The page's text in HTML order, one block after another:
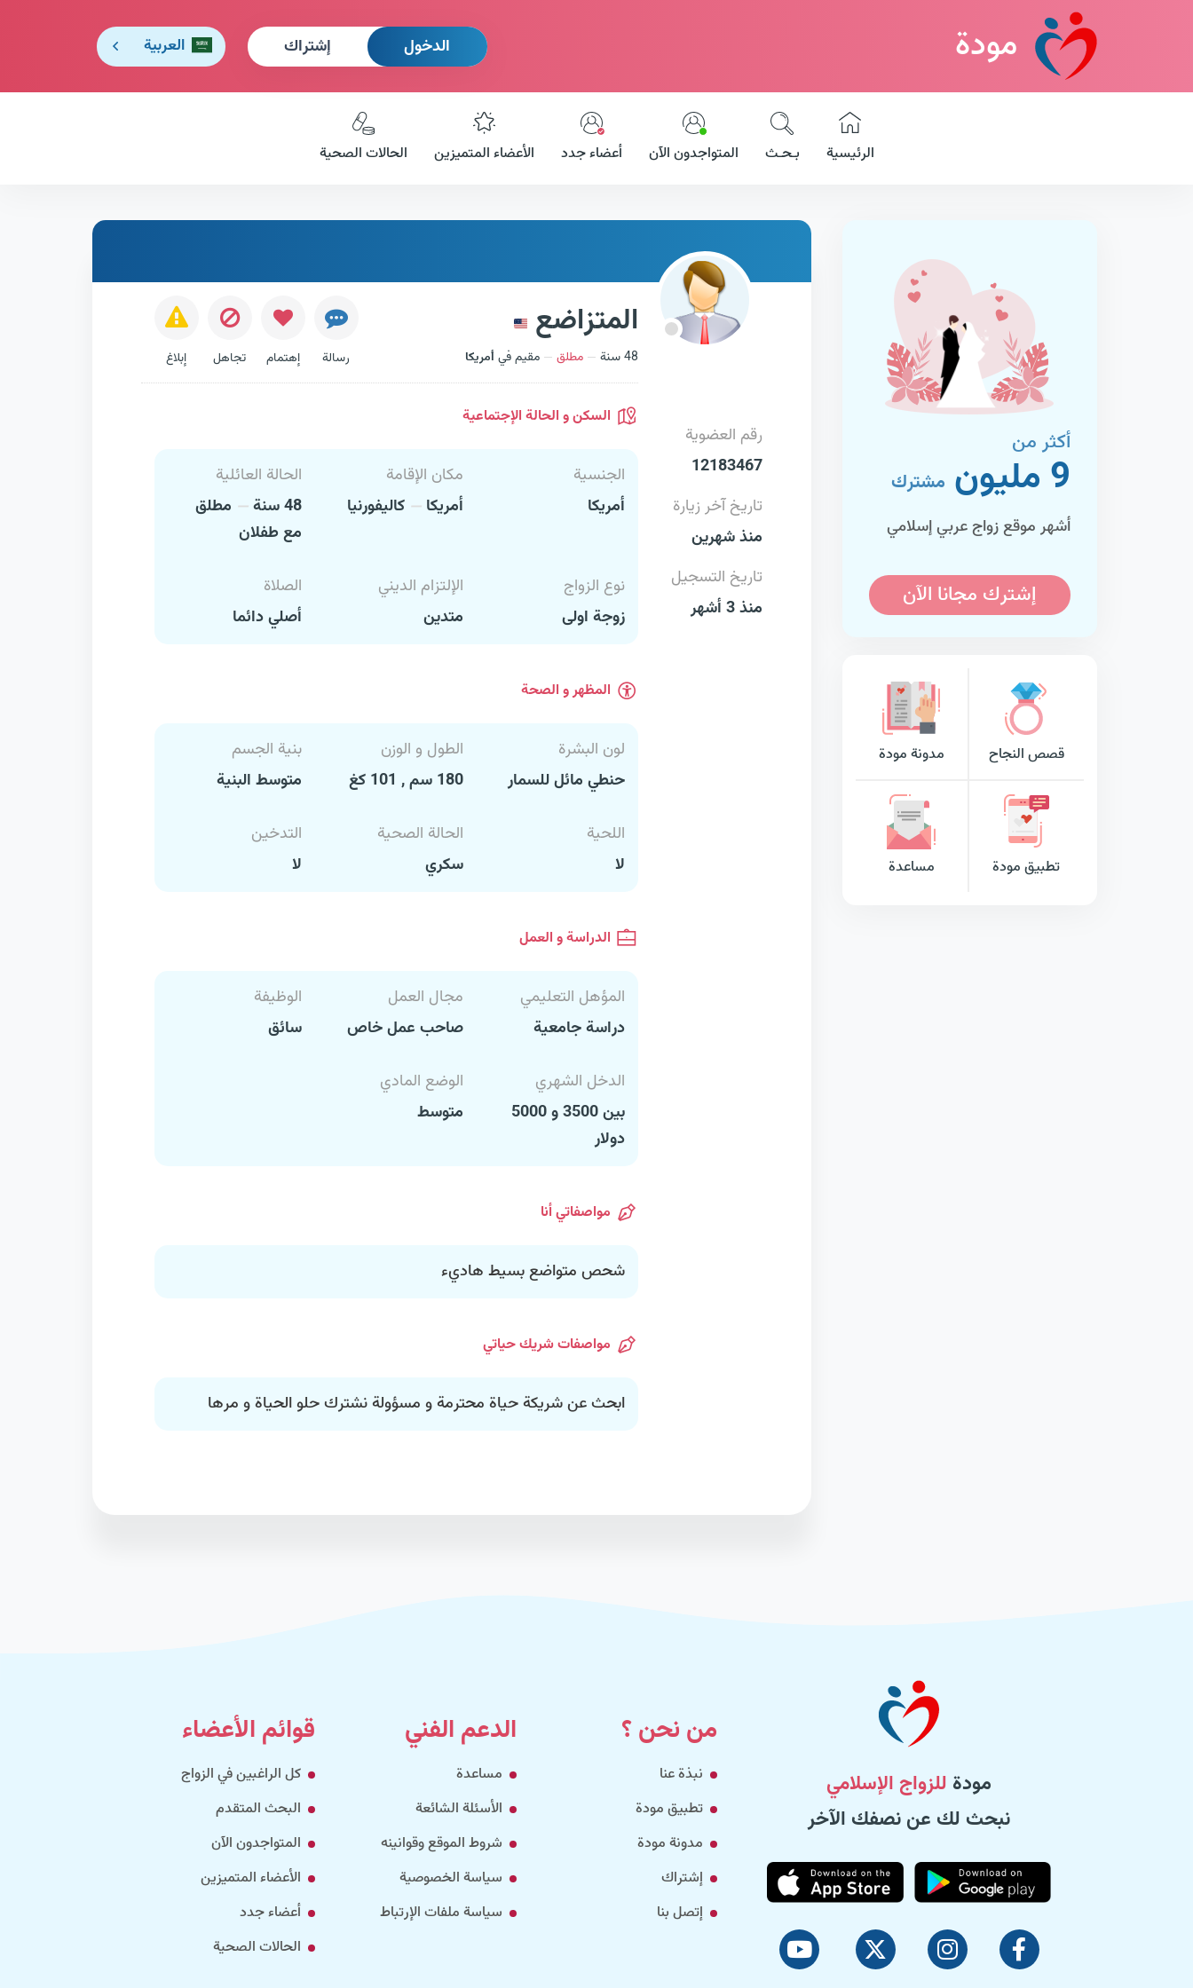
مودة الدخول إشتراك العربية
الرئيسية بـحـث المتواجدون الآن أعضاء جدد الأعضاء المتميزين الحالات الصحية
أكثر من
9 مليون مشترك
أشهر موقع زواج عربي إسلامي
إشترك مجانا الآن
قصص النجاح مدونة مودة
تطبيق مودة مساعدة
المتزاضع
48 سنة مطلق مقيم في أمريكا رسالة إهتمام تجاهل إبلاغ
رقم العضوية
12183467
تاريخ آخر زيارة
منذ شهرين
تاريخ التسجيل
منذ 3 أشهر
السكن و الحالة الإجتماعية
الجنسية
أمريكا
مكان الإقامة
أمريكا
كاليفورنيا
الحالة العائلية
48 سنة
مطلق
مع طفلان
نوع الزواج
زوجة اولى
الإلتزام الديني
متدين
الصلاة
أصلي دائما
المظهر و الصحة
لون البشرة
حنطي مائل للسمار
الطول و الوزن
180 سم , 101 كغ
بنية الجسم
متوسط البنية
اللحية
لا
الحالة الصحية
سكري
التدخين
لا
الدراسة و العمل
المؤهل التعليمي
دراسة جامعية
مجال العمل
صاحب عمل خاص
الوظيفة
سائق
الدخل الشهري
بين 3500 و 5000
دولار
الوضع المادي
متوسط
مواصفاتي أنا
شحص متواضع بسيط هاديء
مواصفات شريك حياتي
ابحث عن شريكة حياة محترمة و مسؤولة نشترك حلو الحياة و مرها
مودة للزواج الإسلامي
نبحث لك عن نصفك الآخر
من نحن ؟
نبذة عنا
تطبيق مودة
مدونة مودة
إشتراك
إتصل بنا
الدعم الفني
مساعدة
الأسئلة الشائعة
شروط الموقع وقوانينه
سياسة الخصوصية
سياسة ملفات الإرتباط
قوائم الأعضاء
كل الراغبين في الزواج
البحث المتقدم
المتواجدون الآن
الأعضاء المتميزين
أعضاء جدد
الحالات الصحية